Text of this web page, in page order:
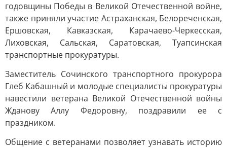
годовщины Победы в Великой Отечественной войне,
также приняли участие Астраханская, Белореченская,
Ершовская, Кавказская, Карачаево-Черкесская,
Лиховская, Сальская, Саратовская, Туапсинская
транспортные прокуратуры.
Заместитель Сочинского транспортного прокурора
Глеб Кабашный и молодые специалисты прокуратуры
навестили ветерана Великой Отечественной войны
Жданову Аллу Федоровну, поздравили ее с
праздником.
Общение с ветеранами позволяет узнавать историю